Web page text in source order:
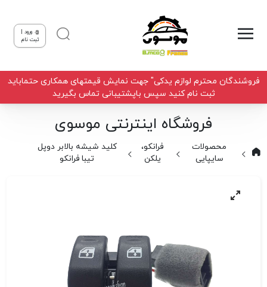
ورود |
ثبت نام
فروشندگان محترم لوازم یدکی" جهت نمایش قیمتهای همکاری حتماباید
ثبت نام کنید سپس باپشتیبانی تماس بگیرید
فروشگاه اینترنتی موسوی
محصولات
سایپایی
فرانکو،
یلکن
کلید شیشه بالابر دوپل
تیبا فرانکو